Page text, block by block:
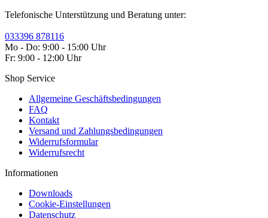
Telefonische Unterstützung und Beratung unter:
033396 878116
Mo - Do: 9:00 - 15:00 Uhr
Fr: 9:00 - 12:00 Uhr
Shop Service
Allgemeine Geschäftsbedingungen
FAQ
Kontakt
Versand und Zahlungsbedingungen
Widerrufsformular
Widerrufsrecht
Informationen
Downloads
Cookie-Einstellungen
Datenschutz